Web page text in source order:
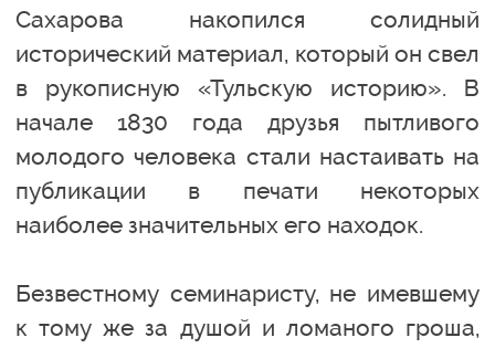
Сахарова накопился солидный
исторический материал, который он свел
в рукописную «Тульскую историю». В
начале 1830 года друзья пытливого
молодого человека стали настаивать на
публикации в печати некоторых
наиболее значительных его находок.
Безвестному семинаристу, не имевшему
к тому же за душой и ломаного гроша,